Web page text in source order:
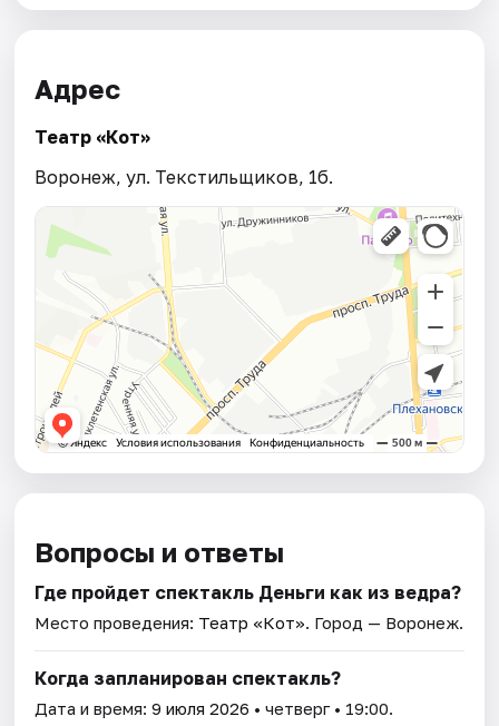
Адрес
Театр «Кот»
Воронеж, ул. Текстильщиков, 1б.
Вопросы и ответы
Где пройдет спектакль Деньги как из ведра?
Место проведения: Театр «Кот». Город — Воронеж.
Когда запланирован спектакль?
Дата и время:9 июля 2026 • четверг • 19:00.